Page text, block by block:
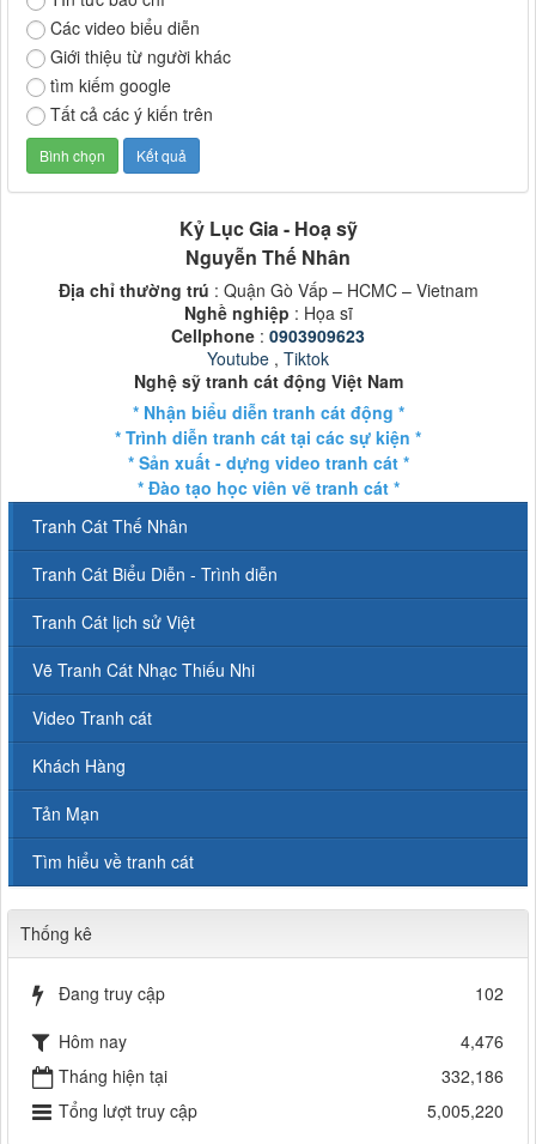
Các video biểu diễn
Giới thiệu từ người khác
tìm kiếm google
Tất cả các ý kiến trên
Kỷ Lục Gia - Hoạ sỹ
Nguyễn Thế Nhân
Địa chỉ thường trú : Quận Gò Vấp – HCMC – Vietnam
Nghề nghiệp : Họa sĩ
Cellphone : 0903909623
Youtube , Tiktok
Nghệ sỹ tranh cát động Việt Nam
* Nhận biểu diễn tranh cát động *
* Trình diễn tranh cát tại các sự kiện *
* Sản xuất - dựng video tranh cát *
* Đào tạo học viên vẽ tranh cát *
Tranh Cát Thế Nhân
Tranh Cát Biểu Diễn - Trình diễn
Tranh Cát lịch sử Việt
Vẽ Tranh Cát Nhạc Thiếu Nhi
Video Tranh cát
Khách Hàng
Tản Mạn
Tìm hiểu về tranh cát
Thống kê
Đang truy cập
102
Hôm nay
4,476
Tháng hiện tại
332,186
Tổng lượt truy cập
5,005,220